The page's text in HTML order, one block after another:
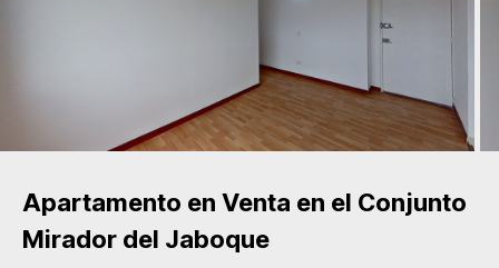
Apartamento en Venta en el Conjunto
Mirador del Jaboque